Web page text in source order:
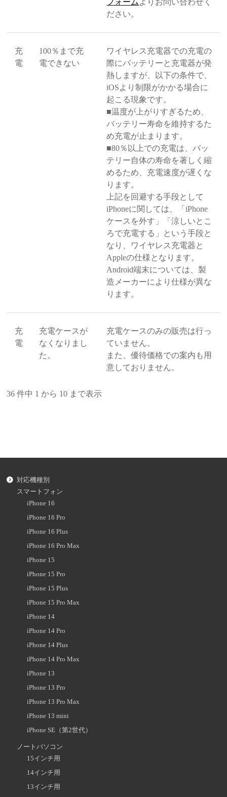
フォーム よりお問い合わせく
ださい。
充
電
100％まで充
電できない
ワイヤレス充電器での充電の
際にバッテリーと充電器が発
熱しますが、以下の条件で、
iOSより制限がかかる場合に
起こる現象です。
■温度が上がりすぎるため、
バッテリー寿命を維持するた
め充電が止まります。
■80％以上での充電は、バッ
テリー自体の寿命を著しく縮
めるため、充電速度が遅くな
ります。
上記を回避する手段として
iPhoneに関しては、「iPhone
ケースを外す」「涼しいとこ
ろで充電する」という手段と
なり、ワイヤレス充電器と
Appleの仕様となります。
Android端末については、製
造メーカーにより仕様が異な
ります。
充
電
充電ケースが
なくなりまし
た。
充電ケースのみの販売は行っ
ていません。
また、優待価格での案内も用
意しておりません。
36 件中 1 から 10 まで表示
対応機種別
スマートフォン
iPhone 16
iPhone 16 Pro
iPhone 16 Plus
iPhone 16 Pro Max
iPhone 15
iPhone 15 Pro
iPhone 15 Plus
iPhone 15 Pro Max
iPhone 14
iPhone 14 Pro
iPhone 14 Plus
iPhone 14 Pro Max
iPhone 13
iPhone 13 Pro
iPhone 13 Pro Max
iPhone 13 mini
iPhone SE（第2世代）
ノートパソコン
15インチ用
14インチ用
13インチ用